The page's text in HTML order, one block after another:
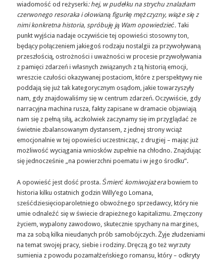
wiadomość od reżyserki: hej, w pudełku na strychu znalazłam
czerwonego resoraka i ołowianą figurkę mężczyzny, wiąże się z
nimi konkretna historia, spróbuję ją Wam opowiedzieć. Taki
punkt wyjścia nadaje oczywiście tej opowieści stosowny ton,
będący połączeniem jakiegoś rodzaju nostalgii za przywoływaną
przeszłością, ostrożności i uważności w procesie przywoływania
z pamięci zdarzeń i własnych związanych z tą historią emocji,
wreszcie czułości okazywanej postaciom, które z perspektywy nie
poddają się już tak kategorycznym osądom, jakie towarzyszyły
nam, gdy znajdowaliśmy się w centrum zdarzeń. Oczywiście, gdy
narracyjna machina rusza, fakty zapisane w dramacie objawiają
nam się z pełną siłą, aczkolwiek zaczynamy się im przyglądać ze
świetnie zbalansowanym dystansem, z jednej strony wciąż
emocjonalnie w tej opowieści uczestnicząc, z drugiej – mając już
możliwość wyciągania wniosków zupełnie na chłodno. Znajdując
się jednocześnie „na powierzchni poematu i w jego środku”.
A opowieść jest dość prosta. Śmierć komiwojażerabowiem to
historia kilku ostatnich godzin Willy’ego Lomana,
sześćdziesięcioparoletniego obwoźnego sprzedawcy, który nie
umie odnaleźć się w świecie drapieżnego kapitalizmu. Zmęczony
życiem, wypalony zawodowo, skutecznie spychany na margines,
ma za sobą kilka nieudanych prób samobójczych. Żyje złudzeniami
na temat swojej pracy, siebie i rodziny. Dręczą go też wyrzuty
sumienia z powodu pozamałżeńskiego romansu, który – odkryty